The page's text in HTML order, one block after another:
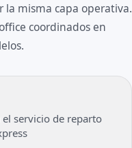
la misma capa operativa.
coordinados en
servicio de reparto